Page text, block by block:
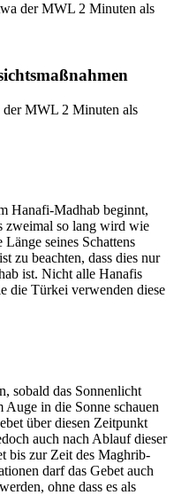
der MWL 2 Minuten als
MWL 2 Minuten als
Hanafi-Madhab beginnt,
zweimal so lang wird wie
seines Schattens
zu beachten, dass dies nur
ist. Nicht alle Hanafis
die Türkei verwenden diese
sobald das Sonnenlicht
in die Sonne schauen
über diesen Zeitpunkt
auch nach Ablauf dieser
bis zur Zeit des Maghrib-
darf das Gebet auch
ohne dass es als